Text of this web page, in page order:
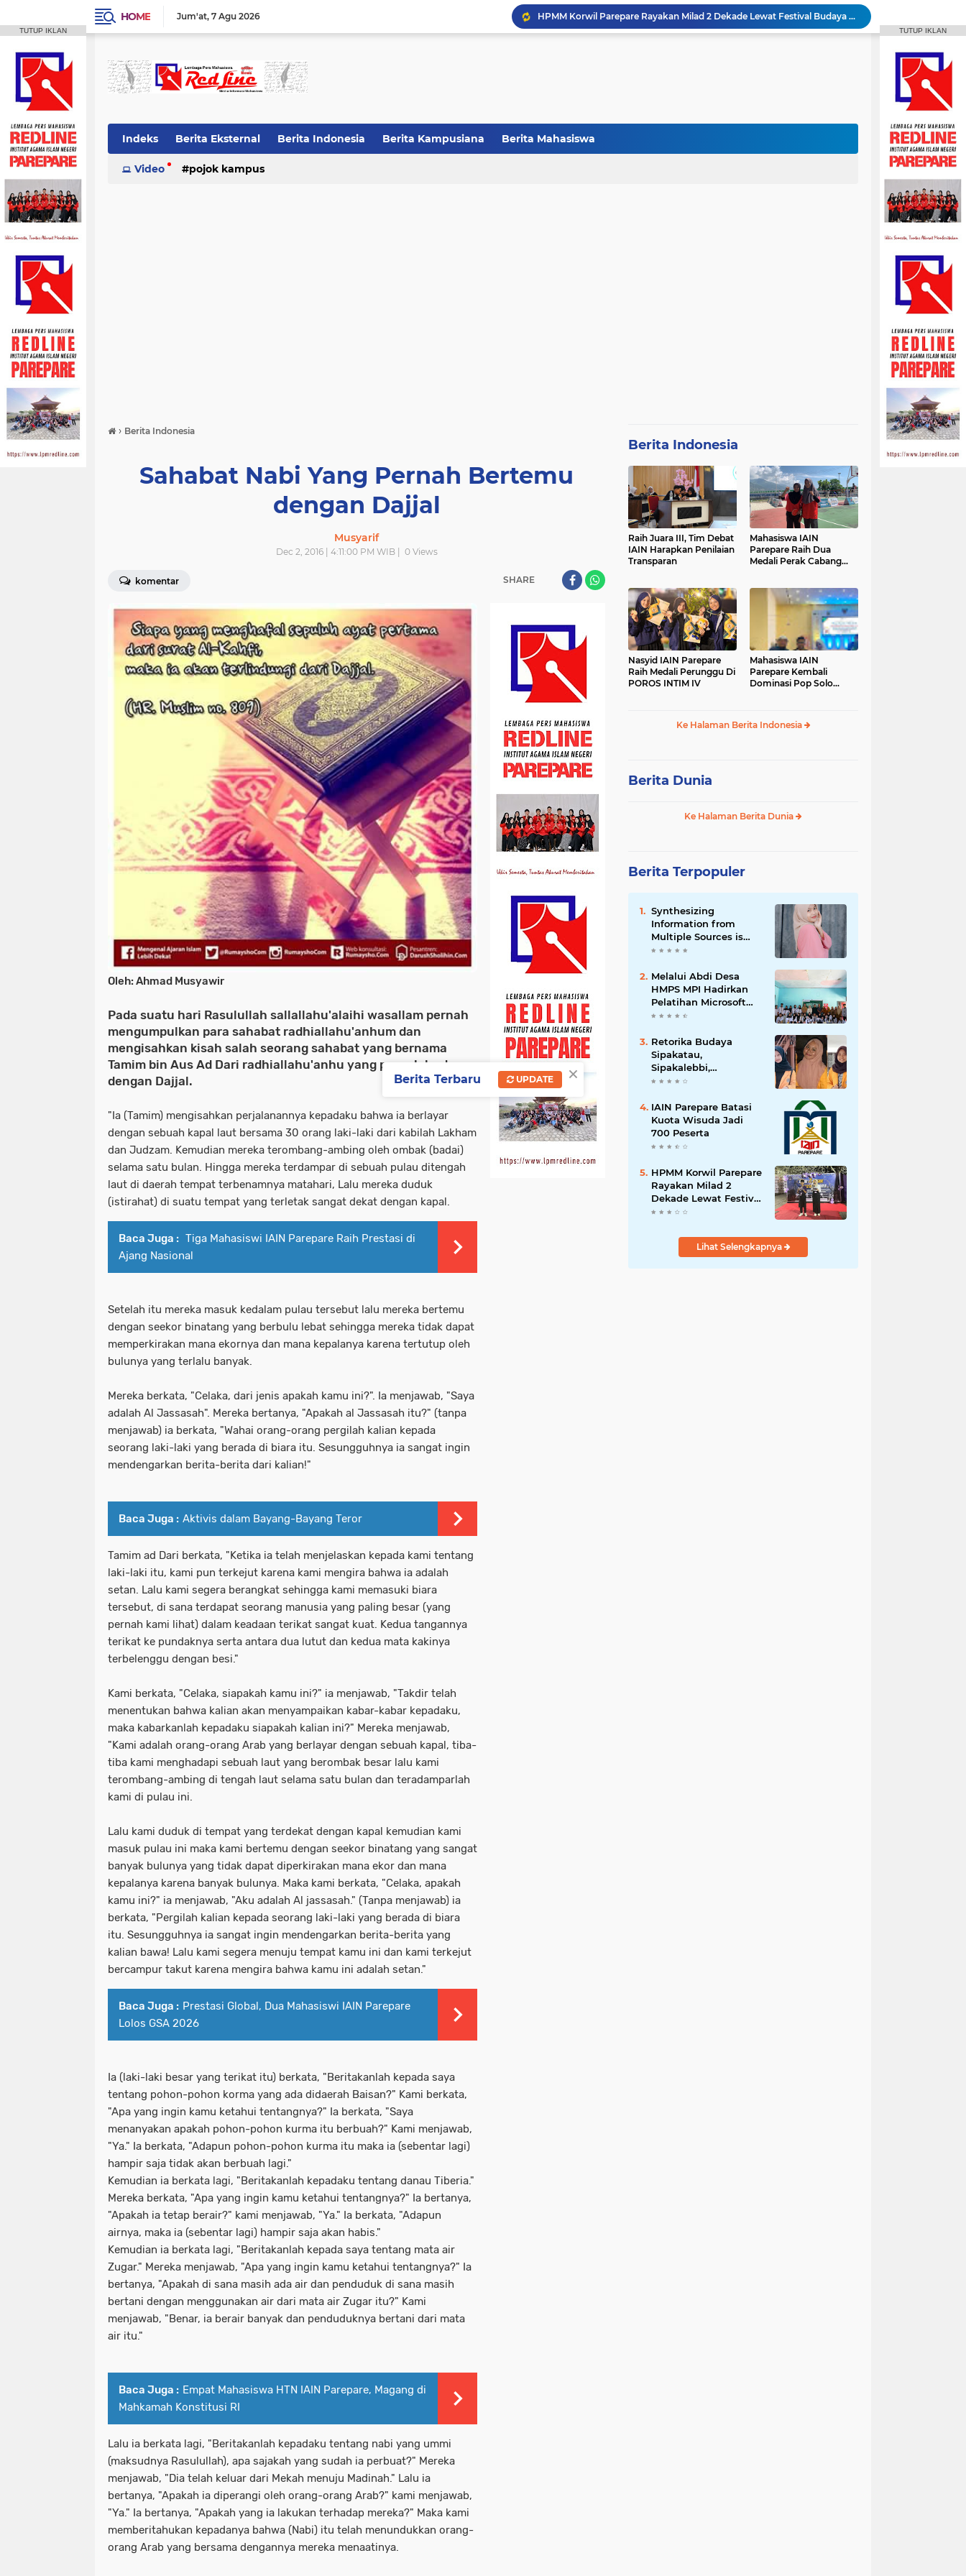
HOME Jum'at 7 Agu 2026
HPMM Korwil Parepare Rayakan Milad 2 Dekade Lewat Festival Budaya Massenrempulu
Roswati Pimpin Prodi HPI, Siap Lanjutkan Pengembangan Menuju Internasionalisasi
Raih Juara III, Tim Debat IAIN Harapkan Penilaian Transparan
Mahasiswa IAIN Parepare Raih Dua Medali Perak Cabang Tenis Meja di POROS INTIM IV
Indeks Berita Eksternal Berita Indonesia Berita Kampusiana Berita Mahasiswa
Video pojok kampus
› Berita Indonesia
Sahabat Nabi Yang Pernah Bertemu
dengan Dajjal
Musyarif
Dec 2, 2016 | 4:11:00 PM WIB | 0Views
komentar SHARE
Oleh: Ahmad Musyawir
Pada suatu hari Rasulullah sallallahu'alaihi wasallam pernah
mengumpulkan para sahabat radhiallahu'anhum dan
mengisahkan kisah salah seorang sahabat yang bernama
Tamim bin Aus Ad Dari radhiallahu'anhu yang pernah bertemu
dengan Dajjal.
"Ia (Tamim) mengisahkan perjalanannya kepadaku bahwa ia berlayar
dengan sebuah kapal laut bersama 30 orang laki-laki dari kabilah Lakham
dan Judzam. Kemudian mereka terombang-ambing oleh ombak (badai)
selama satu bulan. Hingga mereka terdampar di sebuah pulau ditengah
laut di daerah tempat terbenamnya matahari, Lalu mereka duduk
(istirahat) di suatu tempat yang terletak sangat dekat dengan kapal.
Baca Juga : Tiga Mahasiswi IAIN Parepare Raih Prestasi di
Ajang Nasional
Setelah itu mereka masuk kedalam pulau tersebut lalu mereka bertemu
dengan seekor binatang yang berbulu lebat sehingga mereka tidak dapat
memperkirakan mana ekornya dan mana kepalanya karena tertutup oleh
bulunya yang terlalu banyak.
Mereka berkata, "Celaka, dari jenis apakah kamu ini?". Ia menjawab, "Saya
adalah Al Jassasah". Mereka bertanya, "Apakah al Jassasah itu?" (tanpa
menjawab) ia berkata, "Wahai orang-orang pergilah kalian kepada
seorang laki-laki yang berada di biara itu. Sesungguhnya ia sangat ingin
mendengarkan berita-berita dari kalian!"
Baca Juga : Aktivis dalam Bayang-Bayang Teror
Tamim ad Dari berkata, "Ketika ia telah menjelaskan kepada kami tentang
laki-laki itu, kami pun terkejut karena kami mengira bahwa ia adalah
setan. Lalu kami segera berangkat sehingga kami memasuki biara
tersebut, di sana terdapat seorang manusia yang paling besar (yang
pernah kami lihat) dalam keadaan terikat sangat kuat. Kedua tangannya
terikat ke pundaknya serta antara dua lutut dan kedua mata kakinya
terbelenggu dengan besi."
Kami berkata, "Celaka, siapakah kamu ini?" ia menjawab, "Takdir telah
menentukan bahwa kalian akan menyampaikan kabar-kabar kepadaku,
maka kabarkanlah kepadaku siapakah kalian ini?" Mereka menjawab,
"Kami adalah orang-orang Arab yang berlayar dengan sebuah kapal, tiba-
tiba kami menghadapi sebuah laut yang berombak besar lalu kami
terombang-ambing di tengah laut selama satu bulan dan teradamparlah
kami di pulau ini.
Lalu kami duduk di tempat yang terdekat dengan kapal kemudian kami
masuk pulau ini maka kami bertemu dengan seekor binatang yang sangat
banyak bulunya yang tidak dapat diperkirakan mana ekor dan mana
kepalanya karena banyak bulunya. Maka kami berkata, "Celaka, apakah
kamu ini?" ia menjawab, "Aku adalah Al jassasah." (Tanpa menjawab) ia
berkata, "Pergilah kalian kepada seorang laki-laki yang berada di biara
itu. Sesungguhnya ia sangat ingin mendengarkan berita-berita yang
kalian bawa! Lalu kami segera menuju tempat kamu ini dan kami terkejut
bercampur takut karena mengira bahwa kamu ini adalah setan."
Baca Juga : Prestasi Global, Dua Mahasiswi IAIN Parepare
Lolos GSA 2026
Ia (laki-laki besar yang terikat itu) berkata, "Beritakanlah kepada saya
tentang pohon-pohon korma yang ada didaerah Baisan?" Kami berkata,
"Apa yang ingin kamu ketahui tentangnya?" Ia berkata, "Saya
menanyakan apakah pohon-pohon kurma itu berbuah?" Kami menjawab,
"Ya." Ia berkata, "Adapun pohon-pohon kurma itu maka ia (sebentar lagi)
hampir saja tidak akan berbuah lagi."
Kemudian ia berkata lagi, "Beritakanlah kepadaku tentang danau Tiberia."
Mereka berkata, "Apa yang ingin kamu ketahui tentangnya?" Ia bertanya,
"Apakah ia tetap berair?" kami menjawab, "Ya." Ia berkata, "Adapun
airnya, maka ia (sebentar lagi) hampir saja akan habis."
Kemudian ia berkata lagi, "Beritakanlah kepada saya tentang mata air
Zugar." Mereka menjawab, "Apa yang ingin kamu ketahui tentangnya?" Ia
bertanya, "Apakah di sana masih ada air dan penduduk di sana masih
bertani dengan menggunakan air dari mata air Zugar itu?" Kami
menjawab, "Benar, ia berair banyak dan penduduknya bertani dari mata
air itu."
Baca Juga : Empat Mahasiswa HTN IAIN Parepare, Magang di
Mahkamah Konstitusi RI
Lalu ia berkata lagi, "Beritakanlah kepadaku tentang nabi yang ummi
(maksudnya Rasulullah), apa sajakah yang sudah ia perbuat?" Mereka
menjawab, "Dia telah keluar dari Mekah menuju Madinah." Lalu ia
bertanya, "Apakah ia diperangi oleh orang-orang Arab?" kami menjawab,
"Ya." Ia bertanya, "Apakah yang ia lakukan terhadap mereka?" Maka kami
memberitahukan kepadanya bahwa (Nabi) itu telah menundukkan orang-
orang Arab yang bersama dengannya mereka menaatinya.
Berita Indonesia
Raih Juara III, Tim Debat
IAIN Harapkan Penilaian
Transparan
Mahasiswa IAIN
Parepare Raih Dua
Medali Perak Cabang
Nasyid IAIN Parepare
Raih Medali Perunggu Di
POROS INTIM IV
Mahasiswa IAIN
Parepare Kembali
Dominasi Pop Solo
Ke Halaman Berita Indonesia
Berita Dunia
Ke Halaman Berita Dunia
Berita Terpopuler
Synthesizing
Information from
Multiple Sources is
Important
Melalui Abdi Desa
HMPS MPI Hadirkan
Pelatihan Microsoft
Office
Retorika Budaya
Sipakatau,
Sipakalebbi,
Sipakainge yang
Suku Bugis
IAIN Parepare Batasi
Kuota Wisuda Jadi
700 Peserta
HPMM Korwil Parepare
Rayakan Milad 2
Dekade Lewat Festival
Budaya
Lihat Selengkapnya
TUTUP IKLAN TUTUP IKLAN
×
Berita Terbaru UPDATE